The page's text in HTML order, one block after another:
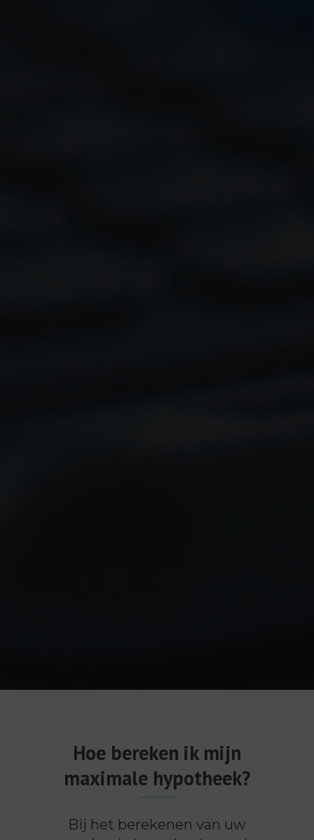
Hoe bereken ik mijn
maximale hypotheek?
Bij het berekenen van uw